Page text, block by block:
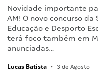
Novidade importante
AM! O novo concurso
Educação e Desporto
terá foco também em
anunciadas…
Lucas Batista • 3 de Agosto